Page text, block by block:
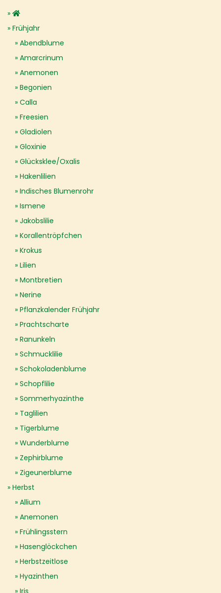
Frühjahr
Abendblume
Amarcrinum
Anemonen
Begonien
Calla
Freesien
Gladiolen
Gloxinie
Glücksklee/Oxalis
Hakenlilien
Indisches Blumenrohr
Ismene
Jakobslilie
Korallentröpfchen
Krokus
Lilien
Montbretien
Nerine
Pflanzkalender Frühjahr
Prachtscharte
Ranunkeln
Schmucklilie
Schokoladenblume
Schopflilie
Sommerhyazinthe
Taglilien
Tigerblume
Wunderblume
Zephirblume
Zigeunerblume
Herbst
Allium
Anemonen
Frühlingsstern
Hasenglöckchen
Herbstzeitlose
Hyazinthen
Iris